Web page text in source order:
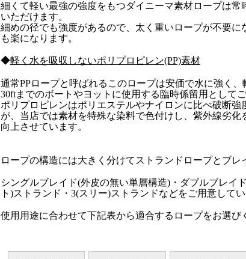
細くて軽い最強の強度をもつダイニーマ素材ロープは常
いただけます。
細めの径でも強度があるので、太く重いロープが不要
も楽になります。
◆軽く水を吸収しないポリプロピレン(PP)素材
通常PPロープと呼ばれるこのロープは安価で水に強く
30ftまでのボートやヨットに使用する臨時係留用として
ポリプロピレンはポリエステルやナイロンに比べ破断
が、当店では素材を特殊な染料で色付けし、紫外線劣
向上させています。
ロープの構造には大きく分けてストランドロープとブレ
シングルブレイド(外皮の無い単層構造)・ダブルブレイ
ト)ストランド・3(スリー)ストランドなどをご用意してい
使用用途に合わせて下記表から適合するロープをお選び